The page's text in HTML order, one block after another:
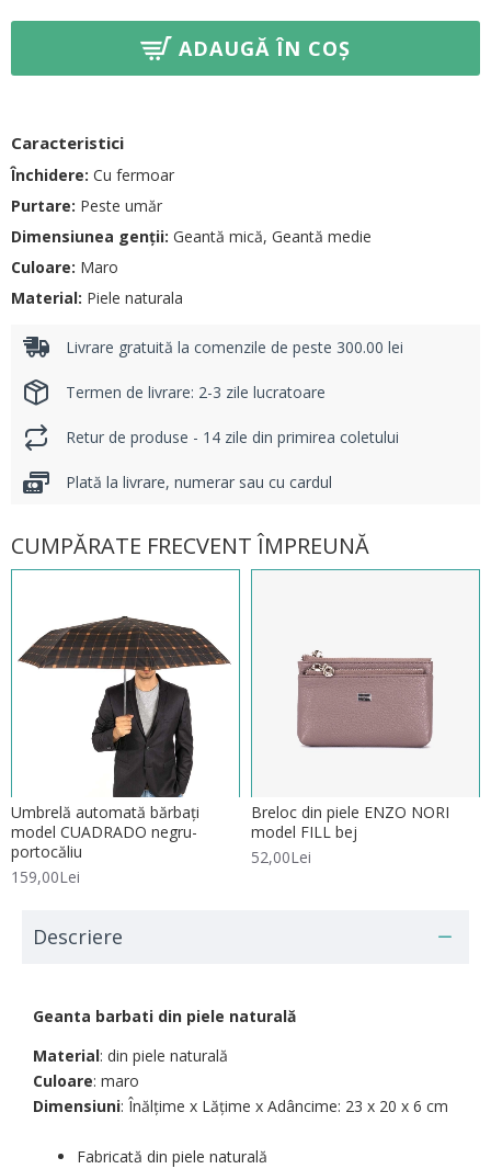
ADAUGĂ ÎN COȘ
Caracteristici
Închidere: Cu fermoar
Purtare: Peste umăr
Dimensiunea genții: Geantă mică, Geantă medie
Culoare: Maro
Material: Piele naturala
Livrare gratuită la comenzile de peste 300.00 lei
Termen de livrare: 2-3 zile lucratoare
Retur de produse - 14 zile din primirea coletului
Plată la livrare, numerar sau cu cardul
CUMPĂRATE FRECVENT ÎMPREUNĂ
Umbrelă automată bărbați
model CUADRADO negru-
portocăliu
159,00Lei
Breloc din piele ENZO NORI
model FILL bej
52,00Lei
Descriere
Geanta barbati din piele naturală
Material: din piele naturală
Culoare: maro
Dimensiuni: Înălțime x Lățime x Adâncime: 23 х 20 х 6 cm
Fabricată din piele naturală